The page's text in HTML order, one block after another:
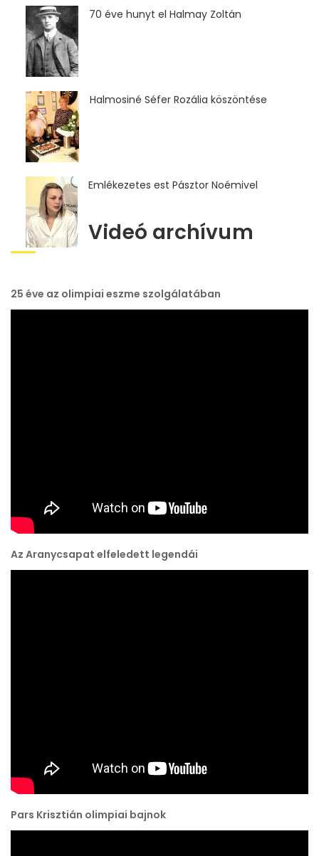
70 éve hunyt el Halmay Zoltán
Halmosiné Séfer Rozália köszöntése
Emlékezetes est Pásztor Noémivel
Videó archívum
25 éve az olimpiai eszme szolgálatában
Az Aranycsapat elfeledett legendái
Pars Krisztián olimpiai bajnok